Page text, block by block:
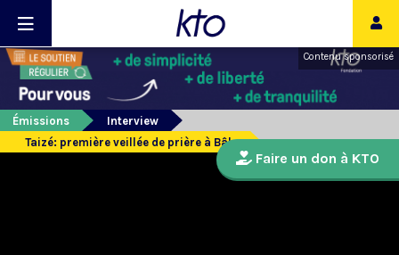
Contenu sponsorisé
Émissions
Interview
Taizé: première veillée de prière à Bâle
Faire un don à KTO